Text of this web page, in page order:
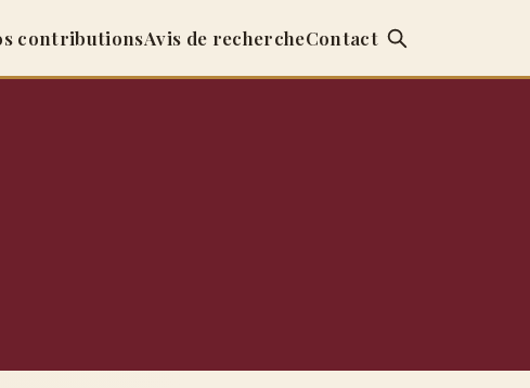
contributionsAvis de rechercheContact